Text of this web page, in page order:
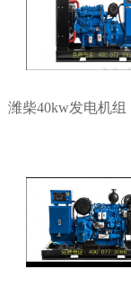
潍柴40kw发电机组